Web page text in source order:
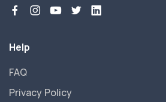
Help
FAQ
Privacy Policy